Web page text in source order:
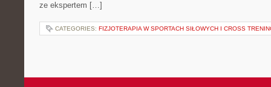
ze ekspertem […]
CATEGORIES: FIZJOTERAPIA W SPORTACH SIŁOWYCH I CROSS